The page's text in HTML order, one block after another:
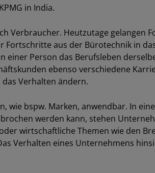
in India.
Verbraucher. Heutzutage gelangen
aus der Bürotechnik in
Person das Berufsleben
ebenso verschiedene
Verhalten ändern.
wie bspw. Marken, anwendbar. In
werden kann, stehen
wirtschaftliche Themen wie den
Verhalten eines Unternehmens